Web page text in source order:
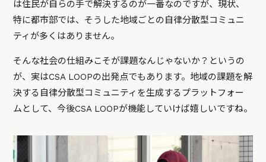
は住民が自らの手で解決するのが一番なのですが、現状、
特に都市部では、そうした地域ごとの自律分散型コミュニ
ティが多くはありません。
そんな社会の仕組みこそが課題なんじゃないか？というの
が、実はCSA LOOPの出発点でもあります。地域の課題を解
決する自律分散型コミュニティを生成するプラットフォー
ムとして、今後CSA LOOPが機能していけば嬉しいですね。